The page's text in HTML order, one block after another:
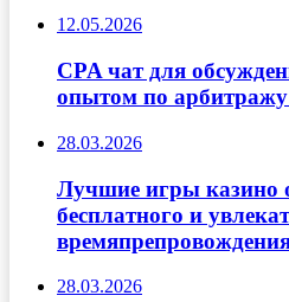
12.05.2026
CPA чат для
опытом по
28.03.2026
Лучшие игры казино
бесплатного и
28.03.2026